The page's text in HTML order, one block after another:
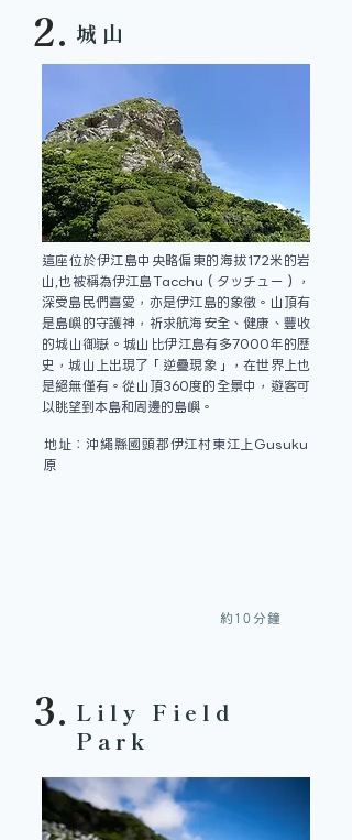
城山
2.
這座位於伊江島中央略偏東的海拔172米的岩
山,也被稱為伊江島Tacchu（タッチュー），
深受島民們喜愛，亦是伊江島的象徵。山頂有
是島嶼的守護神，祈求航海安全、健康、豐收
的城山御嶽。城山比伊江島有多7000年的歷
史，城山上出現了「逆疊現象」，在世界上也
是絕無僅有。從山頂360度的全景中，遊客可
以眺望到本島和周邊的島嶼。
地址：沖繩縣國頭郡伊江村東江上Gusuku
原
約10分鐘
Lily Field
Park
3.